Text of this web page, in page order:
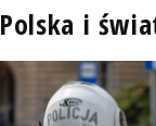
Polska i